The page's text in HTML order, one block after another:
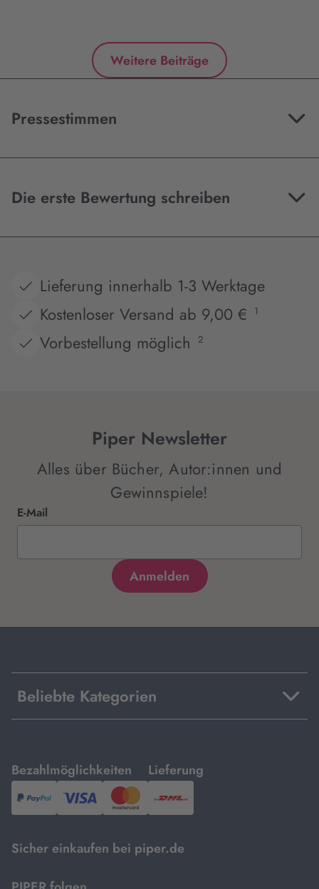
Weitere Beiträge
Pressestimmen
Die erste Bewertung schreiben
Lieferung innerhalb 1-3 Werktage
Kostenloser Versand ab 9,00 €
1
Vorbestellung möglich 2
Piper Newsletter
Alles über Bücher, Autor:innen und
Gewinnspiele!
E-Mail
Beliebte Kategorien
Bezahlmöglichkeiten
mit
PayPal,Visa
und
Lieferung
mit
DHL.
Sicher einkaufen bei piper.de